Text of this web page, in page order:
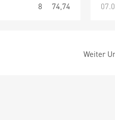
8 74,74
Weiter